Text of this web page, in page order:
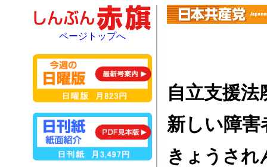
自立支援法
新しい障害
きょうされ
ページトップへ